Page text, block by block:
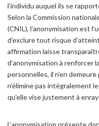
l’individu auquel ils se
Selon la Commission
(CNIL), l’anonymisation est
d’exclure tout risque
affirmation laisse
d’anonymisation à renforcer
personnelles, il n’en
n’élimine pas intégralement
qu’elle vise justement à